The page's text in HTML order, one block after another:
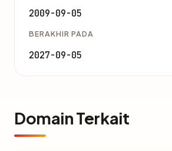
2009-09-05
BERAKHIR PADA
2027-09-05
Domain Terkait